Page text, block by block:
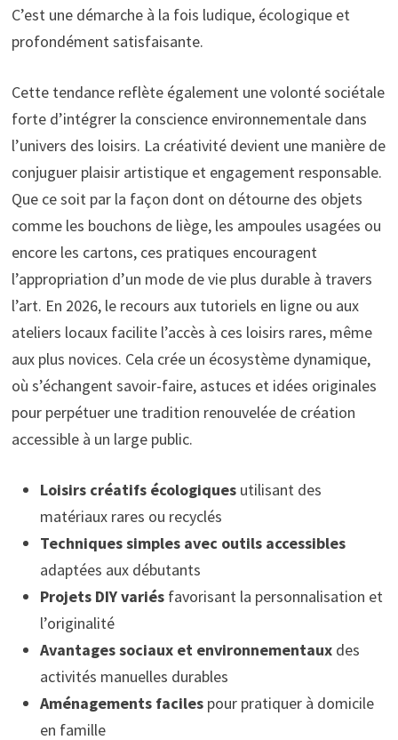
C’est une démarche à la fois ludique, écologique et
profondément satisfaisante.
Cette tendance reflète également une volonté sociétale
forte d’intégrer la conscience environnementale dans
l’univers des loisirs. La créativité devient une manière de
conjuguer plaisir artistique et engagement responsable.
Que ce soit par la façon dont on détourne des objets
comme les bouchons de liège, les ampoules usagées ou
encore les cartons, ces pratiques encouragent
l’appropriation d’un mode de vie plus durable à travers
l’art. En 2026, le recours aux tutoriels en ligne ou aux
ateliers locaux facilite l’accès à ces loisirs rares, même
aux plus novices. Cela crée un écosystème dynamique,
où s’échangent savoir-faire, astuces et idées originales
pour perpétuer une tradition renouvelée de création
accessible à un large public.
Loisirs créatifs écologiquesutilisant des
matériaux rares ou recyclés
Techniques simples avec outils accessibles
adaptées aux débutants
Projets DIY variésfavorisant la personnalisation et
l’originalité
Avantages sociaux et environnementauxdes
activités manuelles durables
Aménagements facilespour pratiquer à domicile
en famille